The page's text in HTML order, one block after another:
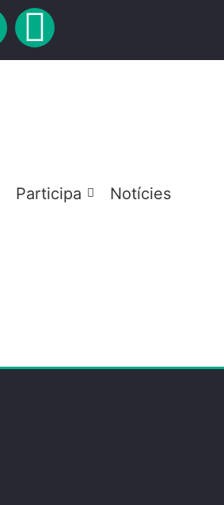
Participa Notícies